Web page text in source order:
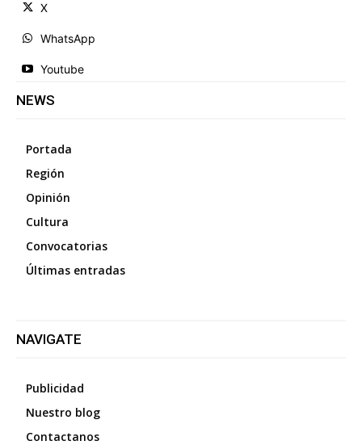
X
WhatsApp
Youtube
NEWS
Portada
Región
Opinión
Cultura
Convocatorias
Últimas entradas
NAVIGATE
Publicidad
Nuestro blog
Contactanos